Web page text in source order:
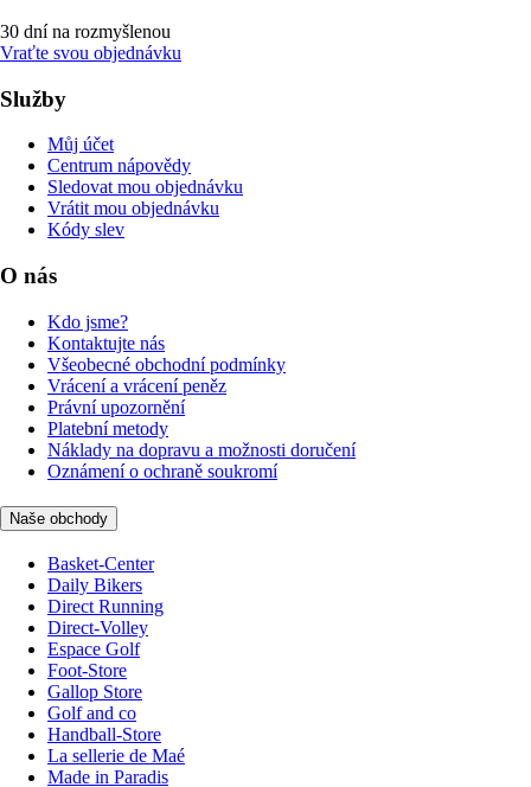
30 dní na rozmyšlenou
Vraťte svou objednávku
Služby
Můj účet
Centrum nápovědy
Sledovat mou objednávku
Vrátit mou objednávku
Kódy slev
O nás
Kdo jsme?
Kontaktujte nás
Všeobecné obchodní podmínky
Vrácení a vrácení peněz
Právní upozornění
Platební metody
Náklady na dopravu a možnosti doručení
Oznámení o ochraně soukromí
Naše obchody
Basket-Center
Daily Bikers
Direct Running
Direct-Volley
Espace Golf
Foot-Store
Gallop Store
Golf and co
Handball-Store
La sellerie de Maé
Made in Paradis